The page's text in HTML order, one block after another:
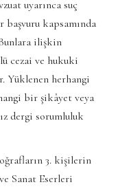
uyarınca suç
kapsamında
ilişkin
cezai ve hukuki
Yüklenen herhangi
bir şikâyet veya
dergi sorumluluk
3. kişilerin
Sanat Eserleri